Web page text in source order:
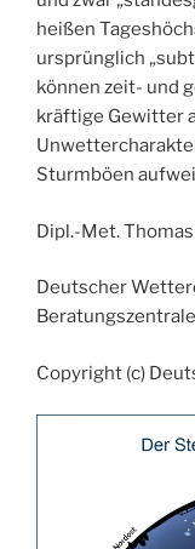
heißen
ursprünglich
können zeit- und
kräftige Gewitter
Sturmböen
Dipl.-Met.
Deutscher
Copyright (c)